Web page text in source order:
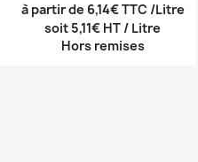
à partir de 6,14€ TTC /Litre
soit 5,11€ HT / Litre
Hors remises